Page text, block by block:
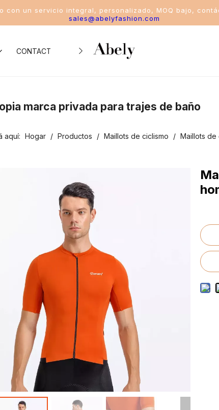
con un servicio integral, personalizado, MOQ bajo,
sales@abelyfashion.com
de la industria
de bikinis
del traje de baño de dos piezas
de trajes de baño deportivos para mujeres
de trajes de baño para hombres
de trajes de baño para niños
CONTACTO
marca privada para trajes de baño
aquí: Hogar / Productos / Maillots de ciclismo / Maillots de